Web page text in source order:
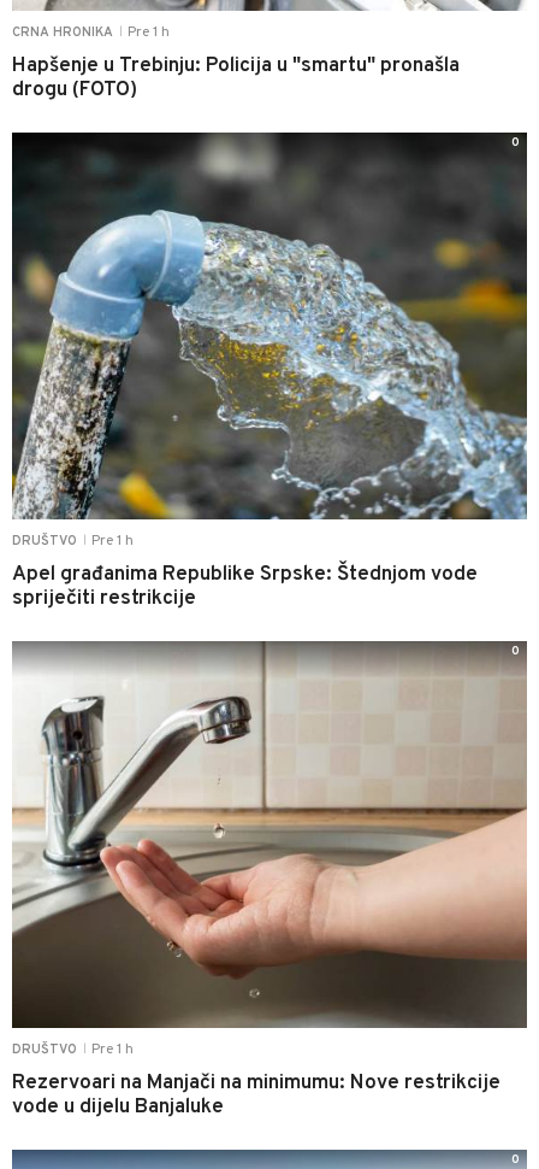
CRNA HRONIKA Pre 1 h
Hapšenje u Trebinju: Policija u "smartu" pronašla
drogu (FOTO)
DRUŠTVO Pre 1 h
Apel građanima Republike Srpske: Štednjom vode
spriječiti restrikcije
0
DRUŠTVO Pre 1 h
Rezervoari na Manjači na minimumu: Nove restrikcije
vode u dijelu Banjaluke
0
0